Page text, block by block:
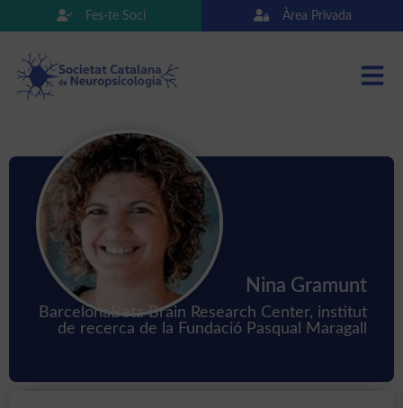
Fes-te Soci Àrea Privada
Nina Gramunt
BarcelonaBeta Brain Research Center, institut
de recerca de la Fundació Pasqual Maragall